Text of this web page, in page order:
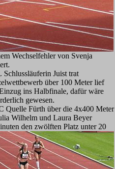
Wechselfehler von Svenja
Juist trat
über 100 Meter lief
ins Halbfinale, dafür wäre
gewesen.
Quelle Fürth über die 4x400 Meter
Wilhelm und Laura Beyer
den zwölften Platz unter 20